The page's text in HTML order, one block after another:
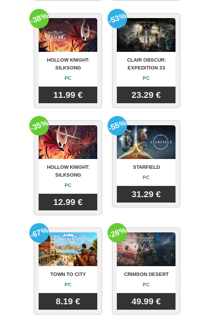
HOLLOW KNIGHT:
SILKSONG
PC
11.99 €
-38%
CLAIR OBSCUR:
EXPEDITION 33
PC
23.29 €
-53%
HOLLOW KNIGHT:
SILKSONG
PC
12.99 €
-35%
STARFIELD
PC
31.29 €
-55%
TOWN TO CITY
PC
8.19 €
-67%
CRIMSON DESERT
PC
49.99 €
-28%